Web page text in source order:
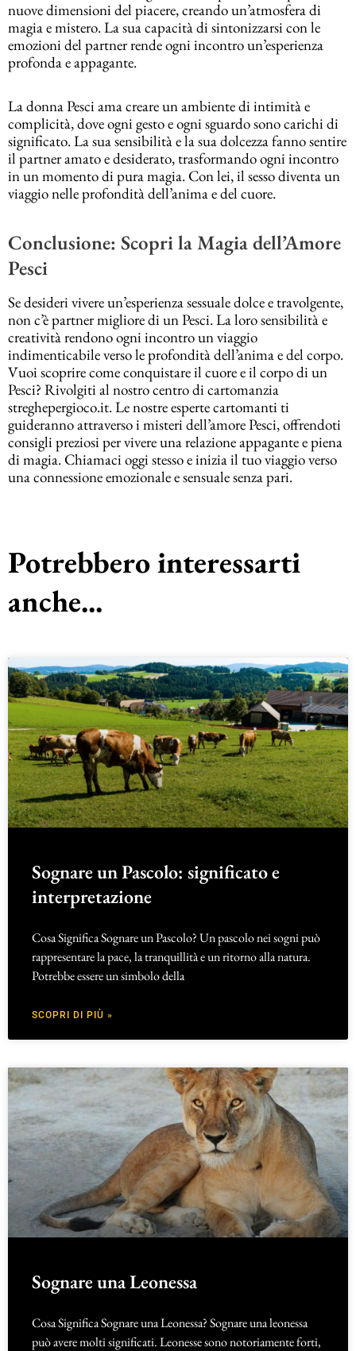
nuove dimensioni del piacere, creando un’atmosfera di
magia e mistero. La sua capacità di sintonizzarsi con le
emozioni del partner rende ogni incontro un’esperienza
profonda e appagante.
La donna Pesci ama creare un ambiente di intimità e
complicità, dove ogni gesto e ogni sguardo sono carichi di
significato. La sua sensibilità e la sua dolcezza fanno sentire
il partner amato e desiderato, trasformando ogni incontro
in un momento di pura magia. Con lei, il sesso diventa un
viaggio nelle profondità dell’anima e del cuore.
Conclusione: Scopri la Magia dell’Amore
Pesci
Se desideri vivere un’esperienza sessuale dolce e travolgente,
non c’è partner migliore di un Pesci. La loro sensibilità e
creatività rendono ogni incontro un viaggio
indimenticabile verso le profondità dell’anima e del corpo.
Vuoi scoprire come conquistare il cuore e il corpo di un
Pesci? Rivolgiti al nostro centro di cartomanzia
streghepergioco.it. Le nostre esperte cartomanti ti
guideranno attraverso i misteri dell’amore Pesci, offrendoti
consigli preziosi per vivere una relazione appagante e piena
di magia. Chiamaci oggi stesso e inizia il tuo viaggio verso
una connessione emozionale e sensuale senza pari.
Potrebbero interessarti
anche...
Sognare un Pascolo: significato e
interpretazione
Cosa Significa Sognare un Pascolo? Un pascolo nei sogni può
rappresentare la pace, la tranquillità e un ritorno alla natura.
Potrebbe essere un simbolo della
SCOPRI DI PIÙ »
Sognare una Leonessa
Cosa Significa Sognare una Leonessa? Sognare una leonessa
può avere molti significati. Leonesse sono notoriamente forti,